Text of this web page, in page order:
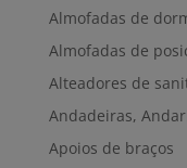
Almofadas de
Almofadas de
Alteadores de
Andadeiras,
Apoios de braços